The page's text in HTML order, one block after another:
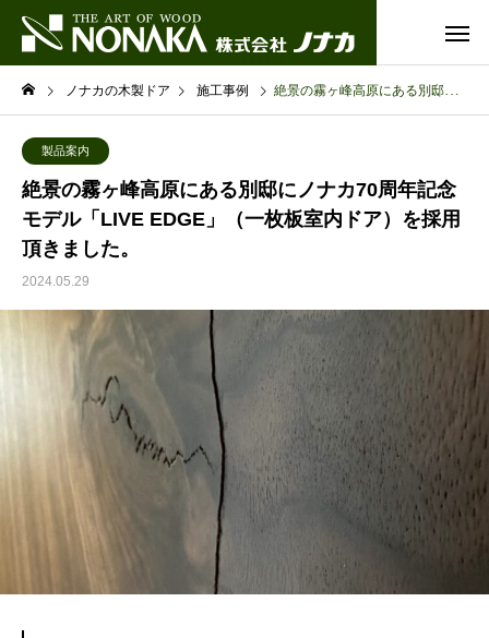
ノナカの木製ドア 施工事例 絶景の霧ヶ峰高原にある別邸にノナカ70周年記念モデル「LIVE EDGE」（一枚板室内ドア）を採用頂きました。
製品案内
絶景の霧ヶ峰高原にある別邸にノナカ70周年記念
モデル「LIVE EDGE」（一枚板室内ドア）を採用
頂きました。
2024.05.29